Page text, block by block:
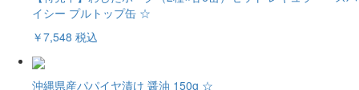
イシー プルトップ缶 ☆
￥7,548 税込
沖縄県産パパイヤ漬け 醤油 150g ☆